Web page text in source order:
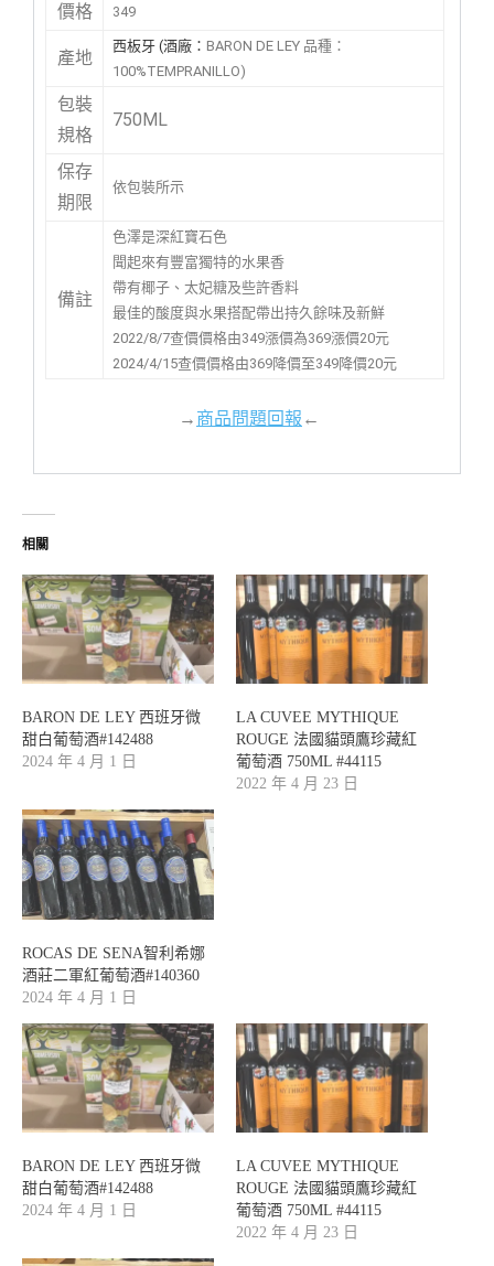
價格 349
產地
西板牙 (酒廠： BARON DE LEY 品種：
100%TEMPRANILLO)
包裝
規格
750ML
保存
期限
依包裝所示
備註
色澤是深紅寶石色
聞起來有豐富獨特的水果香
帶有椰子、太妃糖及些許香料
最佳的酸度與水果搭配帶出持久餘味及新鮮
2022/8/7查價價格由349漲價為369漲價20元
2024/4/15查價價格由369降價至349降價20元
→商品問題回報←
相關
BARON DE LEY 西班牙微
甜白葡萄酒#142488
2024 年 4 月 1 日
LA CUVEE MYTHIQUE
ROUGE 法國貓頭鷹珍藏紅
葡萄酒 750ML #44115
2022 年 4 月 23 日
ROCAS DE SENA智利希娜
酒莊二軍紅葡萄酒#140360
2024 年 4 月 1 日
BARON DE LEY 西班牙微
甜白葡萄酒#142488
2024 年 4 月 1 日
LA CUVEE MYTHIQUE
ROUGE 法國貓頭鷹珍藏紅
葡萄酒 750ML #44115
2022 年 4 月 23 日